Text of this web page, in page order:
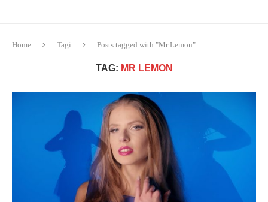
Home Tagi Posts tagged with "Mr Lemon"
TAG: MR LEMON